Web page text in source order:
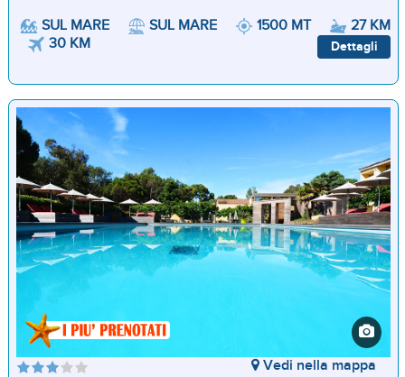
SUL MARE SUL MARE 1500 MT
27 KM
30 KM
Dettagli
Vedi nella mappa